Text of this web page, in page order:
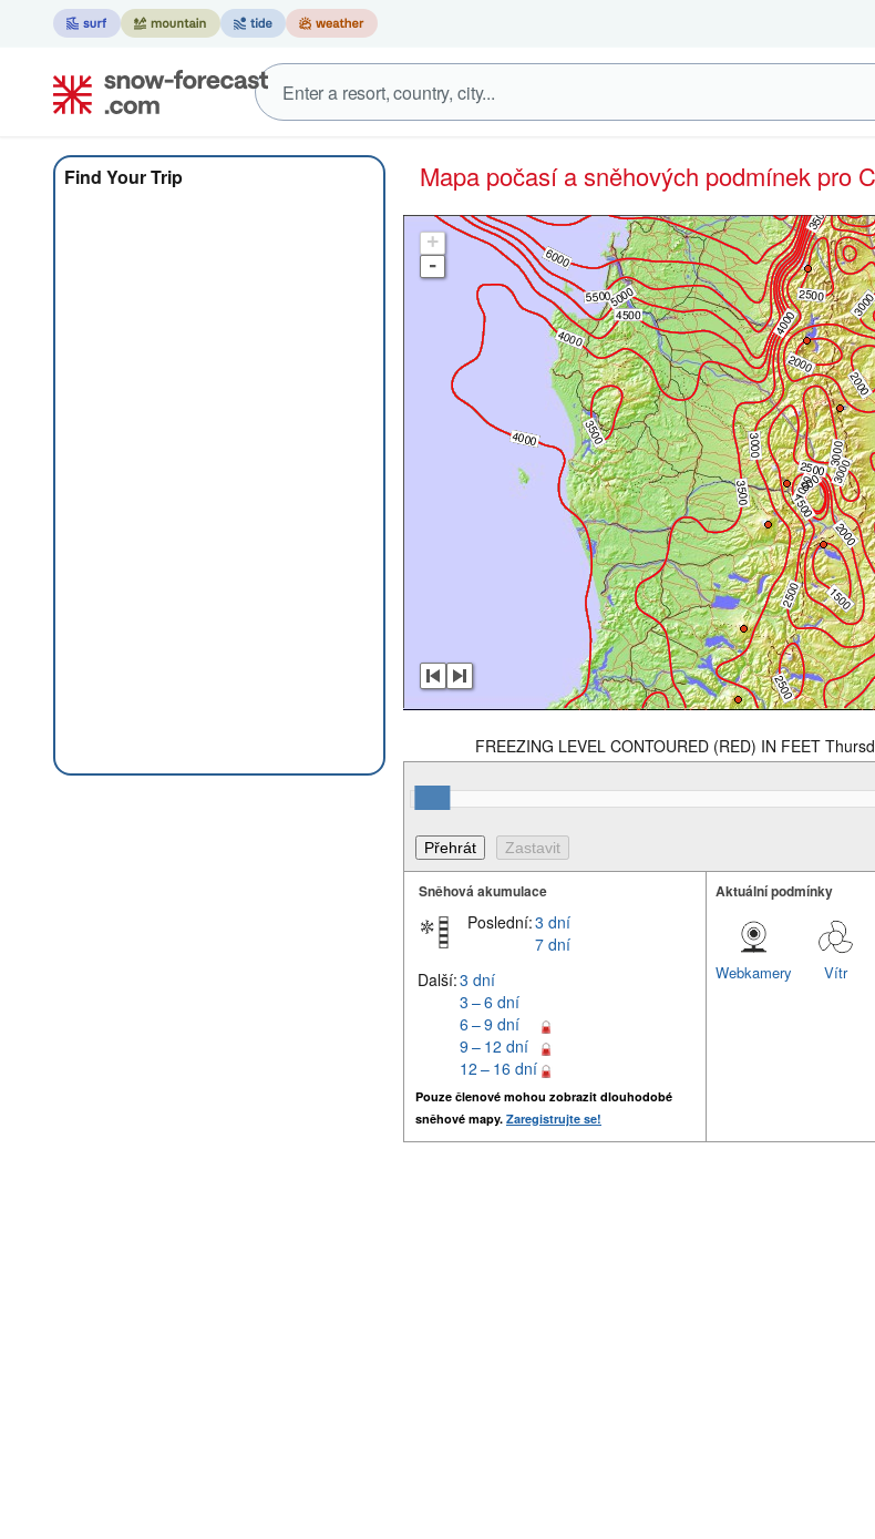
Find Your Trip Mapa počasí a sněhových podmínek pro
+
-
FREEZING LEVEL CONTOURED (RED) IN FEET
Sněhová akumulace
Poslední:3 dní
7 dní
Další:3 dní
3 – 6 dní
6 – 9 dní
9 – 12 dní
12 – 16 dní
Pouze členové mohou zobrazit dlouhodobé
sněhové mapy. Zaregistrujte se!
Aktuální podmínky
Vítr
Webkamery